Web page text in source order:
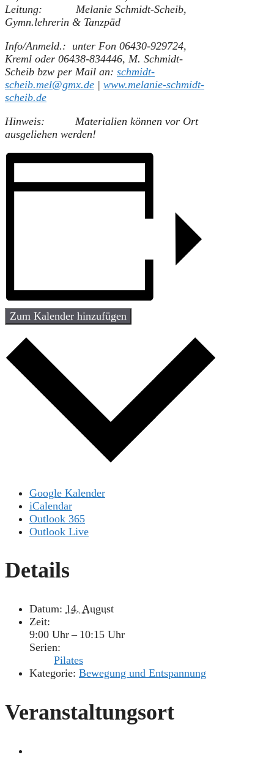
Leitung: Melanie Schmidt-Scheib,
Gymn.lehrerin & Tanzpäd
Info/Anmeld.: unter Fon 06430-929724,
Kreml oder 06438-834446, M. Schmidt-
Scheib bzw per Mail an: schmidt-
scheib.mel@gmx.de | www.melanie-schmidt-
scheib.de
Hinweis: Materialien können vor Ort
ausgeliehen werden!
Zum Kalender hinzufügen
Google Kalender
iCalendar
Outlook 365
Outlook Live
Details
Datum: 14. August
Zeit:
9:00 Uhr – 10:15 Uhr
Serien:
Pilates
Kategorie: Bewegung und Entspannung
Veranstaltungsort